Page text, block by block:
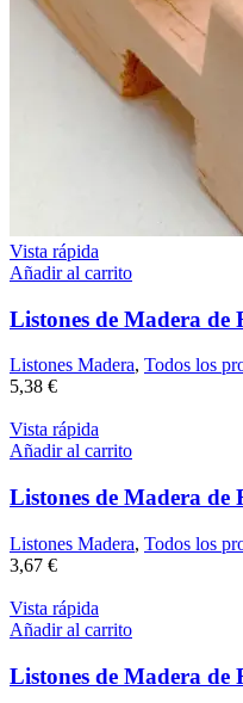
Vista rápida
Añadir al carrito
Listones de Madera de
Listones Madera, Todos los
5,38 €
Vista rápida
Añadir al carrito
Listones de Madera de
Listones Madera, Todos los
3,67 €
Vista rápida
Añadir al carrito
Listones de Madera de